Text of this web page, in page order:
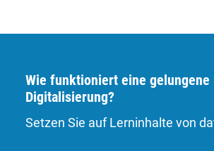
Wie funktioniert eine gelungene
Digitalisierung?
Setzen Sie auf Lerninhalte von